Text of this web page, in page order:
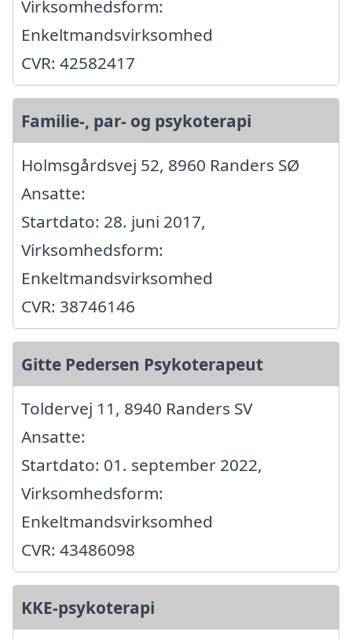
Virksomhedsform:
Enkeltmandsvirksomhed
CVR: 42582417
Familie-, par- og psykoterapi
Holmsgårdsvej 52, 8960 Randers SØ
Ansatte:
Startdato: 28. juni 2017,
Virksomhedsform:
Enkeltmandsvirksomhed
CVR: 38746146
Gitte Pedersen Psykoterapeut
Toldervej 11, 8940 Randers SV
Ansatte:
Startdato: 01. september 2022,
Virksomhedsform:
Enkeltmandsvirksomhed
CVR: 43486098
KKE-psykoterapi